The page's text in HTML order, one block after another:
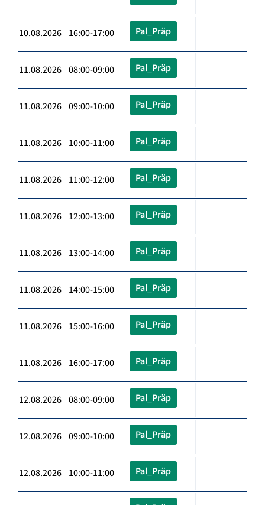
10.08.2026 16:00-17:00 Pal_Präp
11.08.2026 08:00-09:00 Pal_Präp
11.08.2026 09:00-10:00 Pal_Präp
11.08.2026 10:00-11:00 Pal_Präp
11.08.2026 11:00-12:00 Pal_Präp
11.08.2026 12:00-13:00 Pal_Präp
11.08.2026 13:00-14:00 Pal_Präp
11.08.2026 14:00-15:00 Pal_Präp
11.08.2026 15:00-16:00 Pal_Präp
11.08.2026 16:00-17:00 Pal_Präp
12.08.2026 08:00-09:00 Pal_Präp
12.08.2026 09:00-10:00 Pal_Präp
12.08.2026 10:00-11:00 Pal_Präp